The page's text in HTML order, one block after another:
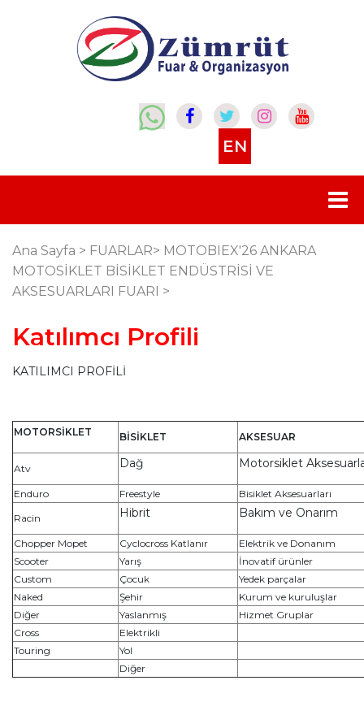
EN
Ana Sayfa > FUARLAR> MOTOBIEX'26 ANKARA
MOTOSİKLET BİSİKLET ENDÜSTRİSİ VE
AKSESUARLARI FUARI >
Katılımcı Profili
​​​​​​KATILIMCI PROFİLİ
MOTORSİKLET BİSİKLET AKSESUAR
Atv Dağ Motorsiklet
Enduro Freestyle
Bisiklet Aksesuarları
Racin
Hibrit Bakım ve Onarım
Chopper Mopet Cyclocross Katlanır
Elektrik ve Donanım
Scooter
Yarış
İnovatif ürünler
Custom
Çocuk
Yedek parçalar
Naked
Şehir
Kurum ve kuruluşlar
Diğer
Yaslanmış
Hizmet Gruplar
Cross
Elektrikli
Touring
Yol
Diğer